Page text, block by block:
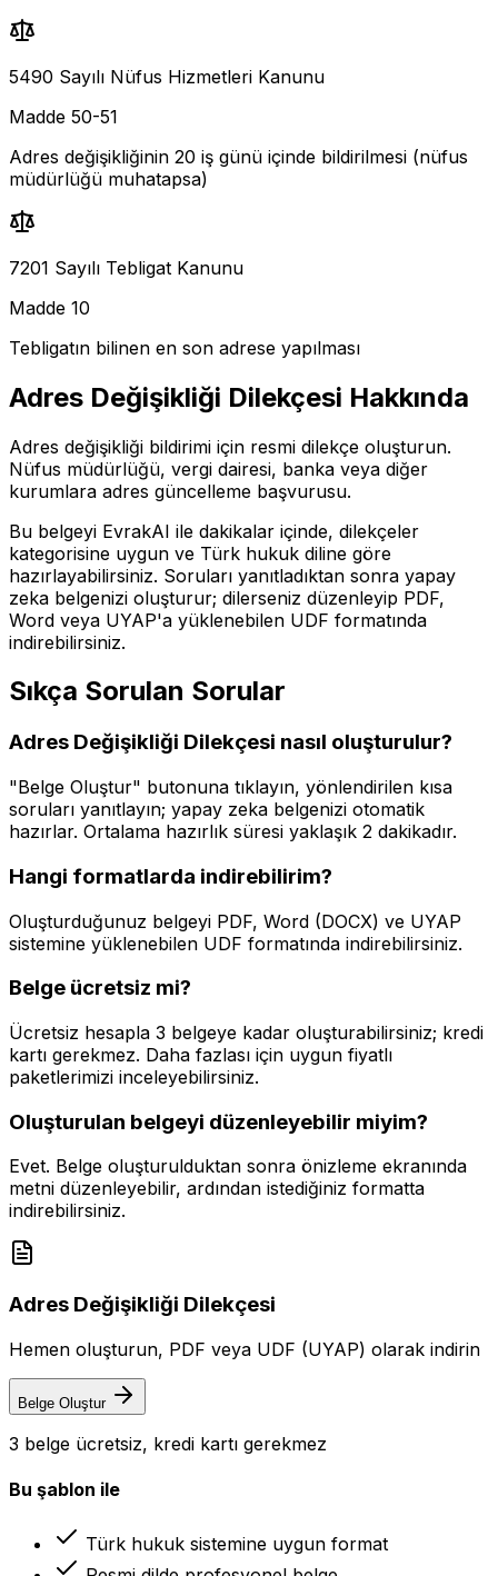
5490 Sayılı Nüfus Hizmetleri Kanunu
Madde 50-51
Adres değişikliğinin 20 iş günü içinde bildirilmesi (nüfus
müdürlüğü muhatapsa)
7201 Sayılı Tebligat Kanunu
Madde 10
Tebligatın bilinen en son adrese yapılması
Adres Değişikliği Dilekçesi Hakkında
Adres değişikliği bildirimi için resmi dilekçe oluşturun.
Nüfus müdürlüğü, vergi dairesi, banka veya diğer
kurumlara adres güncelleme başvurusu.
Bu belgeyi EvrakAI ile dakikalar içinde, dilekçeler
kategorisine uygun ve Türk hukuk diline göre
hazırlayabilirsiniz. Soruları yanıtladıktan sonra yapay
zeka belgenizi oluşturur; dilerseniz düzenleyip PDF,
Word veya UYAP'a yüklenebilen UDF formatında
indirebilirsiniz.
Sıkça Sorulan Sorular
Adres Değişikliği Dilekçesi nasıl oluşturulur?
"Belge Oluştur" butonuna tıklayın, yönlendirilen kısa
soruları yanıtlayın; yapay zeka belgenizi otomatik
hazırlar. Ortalama hazırlık süresi yaklaşık 2 dakikadır.
Hangi formatlarda indirebilirim?
Oluşturduğunuz belgeyi PDF, Word (DOCX) ve UYAP
sistemine yüklenebilen UDF formatında indirebilirsiniz.
Belge ücretsiz mi?
Ücretsiz hesapla 3 belgeye kadar oluşturabilirsiniz; kredi
kartı gerekmez. Daha fazlası için uygun fiyatlı
paketlerimizi inceleyebilirsiniz.
Oluşturulan belgeyi düzenleyebilir miyim?
Evet. Belge oluşturulduktan sonra önizleme ekranında
metni düzenleyebilir, ardından istediğiniz formatta
indirebilirsiniz.
Adres Değişikliği Dilekçesi
Hemen oluşturun, PDF veya UDF (UYAP) olarak indirin
Belge Oluştur
3 belge ücretsiz, kredi kartı gerekmez
Bu şablon ile
Türk hukuk sistemine uygun format